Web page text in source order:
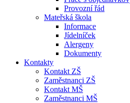
Provozní řád
Mateřská škola
Informace
Jídelníček
Alergeny
Dokumenty
Kontakty
Kontakt ZŠ
Zaměstnanci ZŠ
Kontakt MŠ
Zaměstnanci MŠ